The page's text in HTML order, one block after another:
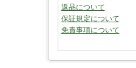
返品について
保証規定について
免責事項について